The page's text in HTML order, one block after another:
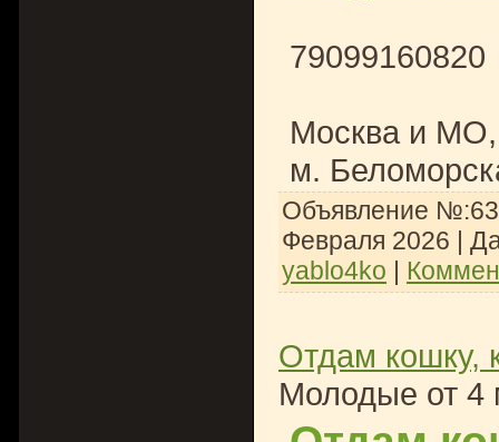
79099160820
Москва и МО,
м.
Объявление
Февраля 2026 |
yablo4ko |
Отдам кошку,
Молодые от 4